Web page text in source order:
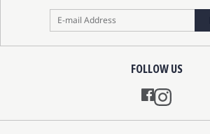
FOLLOW US
Instagram